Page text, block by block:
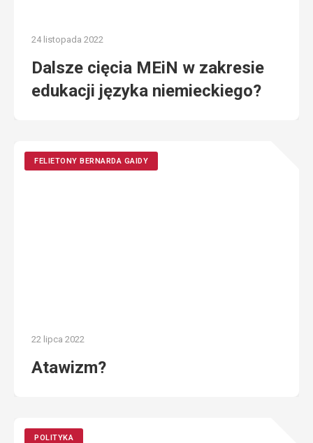
24 listopada 2022
Dalsze cięcia MEiN w zakresie
edukacji języka niemieckiego?
FELIETONY BERNARDA GAIDY
22 lipca 2022
Atawizm?
POLITYKA